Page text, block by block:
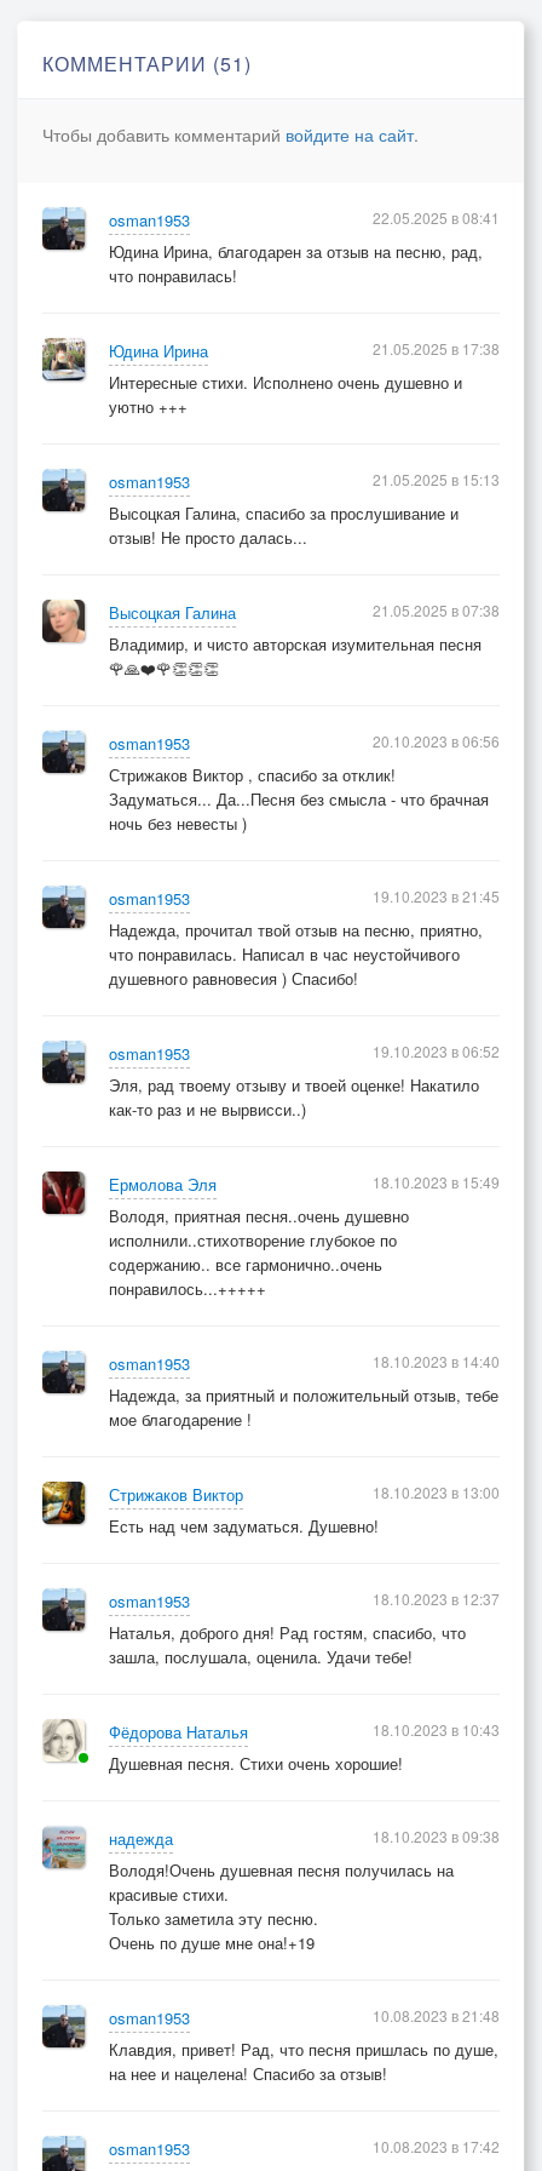
Мне б кормой о причал ..Да оборвана нить,
Где-то там за чертой, за пределом границ,
Извивается скользкая, тянет во мрак,
ГОСТЬ незваный зовет, разодетый во фрак..
«Дайте берег-причал, да не надо в обрыв !»
Кто-то руку подал, оторвался от сна…
Сердцем стук выдавал, грудь для вздоха тесна.
От усталых ветров перелесок затих,
О пощаде молил незаконченный стих…
КОММЕНТАРИИ (51)
Чтобы добавить комментарий войдите на сайт.
osman1953
Юдина Ирина, благодарен за отзыв на песню, рад,
что понравилась!
22.05.2025 в 08:41
Юдина Ирина
Интересные стихи. Исполнено очень душевно и
уютно +++
21.05.2025 в 17:38
osman1953
Высоцкая Галина, спасибо за прослушивание и
отзыв! Не просто далась...
21.05.2025 в 15:13
Высоцкая Галина
Владимир, и чисто авторская изумительная песня
🌹🙏❤️🌹👏👏👏
21.05.2025 в 07:38
osman1953
Стрижаков Виктор , спасибо за отклик!
Задуматься... Да...Песня без смысла - что брачная
ночь без невесты )
20.10.2023 в 06:56
osman1953
Надежда, прочитал твой отзыв на песню, приятно,
что понравилась. Написал в час неустойчивого
душевного равновесия ) Спасибо!
19.10.2023 в 21:45
osman1953
Эля, рад твоему отзыву и твоей оценке! Накатило
как-то раз и не вырвисси..)
19.10.2023 в 06:52
Ермолова Эля
Володя, приятная песня..очень душевно
исполнили..стихотворение глубокое по
содержанию.. все гармонично..очень
понравилось...+++++
18.10.2023 в 15:49
osman1953
Надежда, за приятный и положительный отзыв, тебе
мое благодарение !
18.10.2023 в 14:40
Стрижаков Виктор
Есть над чем задуматься. Душевно!
18.10.2023 в 13:00
osman1953
Наталья, доброго дня! Рад гостям, спасибо, что
зашла, послушала, оценила. Удачи тебе!
18.10.2023 в 12:37
Фёдорова Наталья
Душевная песня. Стихи очень хорошие!
18.10.2023 в 10:43
надежда
Володя!Очень душевная песня получилась на
красивые стихи.
Только заметила эту песню.
Очень по душе мне она!+19
18.10.2023 в 09:38
osman1953
Клавдия, привет! Рад, что песня пришлась по душе,
на нее и нацелена! Спасибо за отзыв!
10.08.2023 в 21:48
osman1953
10.08.2023 в 17:42